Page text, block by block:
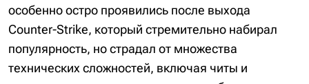
особенно остро проявились после выхода
Counter-Strike, который стремительно набирал
популярность, но страдал от множества
технических сложностей, включая читы и